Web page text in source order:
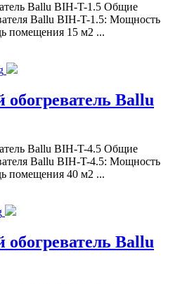
Ballu BIH-T-1.5 Общие
Ballu BIH-T-1.5: Мощность
помещения 15 м2 ...
Ballu
Ballu BIH-T-4.5 Общие
Ballu BIH-T-4.5: Мощность
помещения 40 м2 ...
Ballu